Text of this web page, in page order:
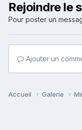
Rejoindre le
Pour poster un
Ajouter un
Accueil Galerie